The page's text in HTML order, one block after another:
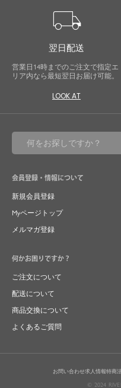
local_shipping
翌日配送
営業日14時までのご注文で指定エ
リア内なら最短翌日お届け可能。
LOOK AT
会員登録・情報について
新規会員登録
Myページトップ
メルマガ登録
何かお困りですか？
ご注文について
配送について
商品交換について
よくあるご質問
お問い合わせ求人情報特商
© 2024